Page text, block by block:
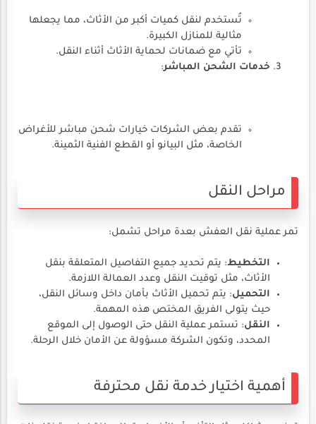
تُستخدم لنقل كميات أكبر من الأثاث، مما يجعلها
مثالية للمنازل الكبيرة.
تأتي مع ضمانات لحماية الأثاث أثناء النقل.
خدمات الشحن المباشر:
تقدم بعض الشركات خيارات شحن مباشر للأغراض
الخاصة، مثل البيانو أو القطع الفنية الثمينة.
مراحل النقل
تمر عملية نقل العفش بعدة مراحل تشمل:
التخطيط: يتم تحديد جميع التفاصيل المتعلقة بنقل
الأثاث، مثل توقيت النقل وعدد العمالة اللازمة.
التحميل: يتم تحميل الأثاث بأمان داخل وسائل النقل،
حيث يتولى الفريق المختص هذه المهمة.
النقل: تستمر عملية النقل حتى الوصول إلى الموقع
المحدد، وتكون الشركة مسؤولة عن الأمان خلال الرحلة.
أهمية اختيار خدمة نقل محترفة